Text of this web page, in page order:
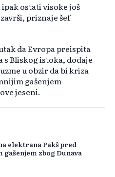
ostati visoke još
priznaje šef
da Evropa preispita
Bliskog istoka, dodaje
u obzir da bi kriza
gašenjem
jeseni.
elektrana Pakš pred
gašenjem zbog Dunava